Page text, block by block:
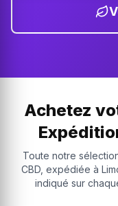
Achetez
Toute notre
CBD, expédiée à
indiqué sur